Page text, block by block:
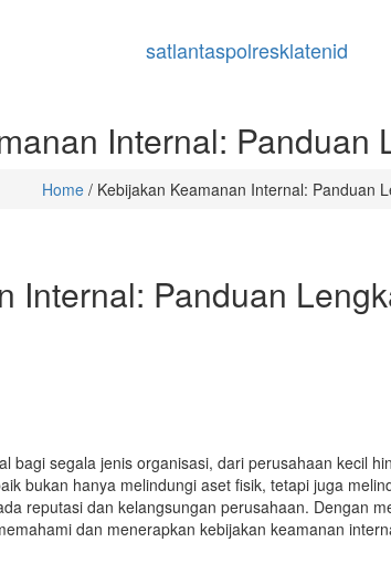
satlantaspolresklatenid
Internal:
Home / Kebijakan Keamanan Internal: Panduan
Internal: Panduan
bagi segala jenis organisasi, dari perusahaan kecil
bukan hanya melindungi aset fisik, tetapi juga
reputasi dan kelangsungan perusahaan. Dengan
dan menerapkan kebijakan keamanan